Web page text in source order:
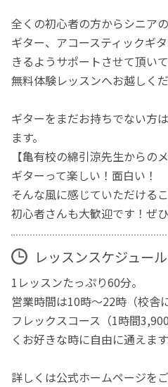
全くの初心者の方からシニア
ギター、アコースティックギ
きるようサポートさせて頂い
無料体験レッスンへお越しくだ
ギターをまだお持ちでない方
ます。
【亀有校の綿引涼先生からの
ギターって楽しい！面白い！
そんな風に感じていただける
初心者さんも大歓迎です！ぜ
レッスンスケジュール
1レッスンたっぷり60分。
営業時間は10時〜22時（校舎
フレックスコース（1時間
くお好きな時に自由に通えます
詳しくは公式ホームページを